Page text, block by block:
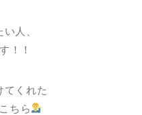
人、
！！
てくれた
ちら